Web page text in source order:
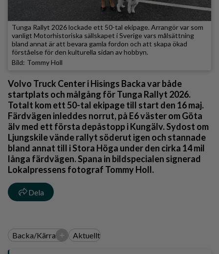
Tunga Rallyt 2026 lockade ett 50-tal ekipage. Arrangör var som
vanligt Motorhistoriska sällskapet i Sverige vars målsättning
bland annat är att bevara gamla fordon och att skapa ökad
förståelse för den kulturella sidan av hobbyn.
Tommy Holl
Volvo Truck Center i Hisings Backa var både
startplats och målgång för Tunga Rallyt 2026.
Totalt kom ett 50-tal ekipage till start den 16 maj.
Färdvägen inleddes norrut, på E6 väster om Göta
älv med ett första depåstopp i Kungälv. Sydost om
Ljungskile vände rallyt söderut igen och stannade
bland annat till i Stora Höga under den cirka 14 mil
långa färdvägen. Spana in bildspecialen signerad
Lokalpressens fotograf Tommy Holl.
Dela
Backa/Kärra + Aktuellt